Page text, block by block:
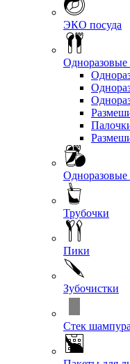
ЭКО посуда
Трубочки
Пики
Зубочистки
Стек шампура